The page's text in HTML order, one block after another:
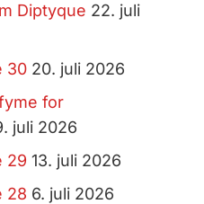
Diptyque 22. juli
30 20. juli 2026
for
juli 2026
29 13. juli 2026
28 6. juli 2026